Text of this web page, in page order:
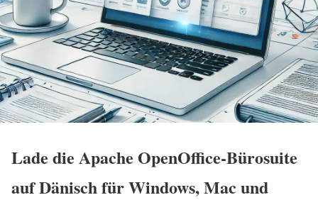
Lade die Apache OpenOffice-Bürosuite
auf Dänisch für Windows, Mac und